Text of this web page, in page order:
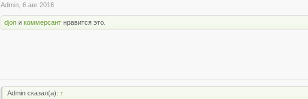
Admin 6 авг 2016
djon икоммерсант нравится это.
Admin сказал(а): ↑